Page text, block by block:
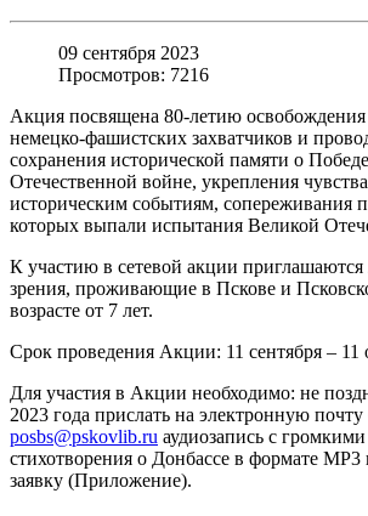
09 сентября 2023
Просмотров: 7216
Акция посвящена 80-летию освобождения
немецко-фашистских захватчиков и
сохранения исторической памяти о
Отечественной войне, укрепления
историческим событиям, сопереживания
которых выпали испытания Великой
К участию в сетевой акции
зрения, проживающие в Пскове и
возрасте от 7 лет.
Срок проведения Акции: 11 сентября – 11
Для участия в Акции необходимо: не
2023 года прислать на электронную
posbs@pskovlib.ru аудиозапись с
стихотворения о Донбассе в формате MP3
заявку (Приложение).